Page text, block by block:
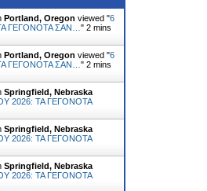
Portland, Oregon viewed "6
ΓΕΓΟΝΟΤΑ ΣΑΝ… " 2 mins
Portland, Oregon viewed "6
ΓΕΓΟΝΟΤΑ ΣΑΝ… " 2 mins
Springfield, Nebraska
2026: ΤΑ ΓΕΓΟΝΟΤΑ
Springfield, Nebraska
2026: ΤΑ ΓΕΓΟΝΟΤΑ
Springfield, Nebraska
2026: ΤΑ ΓΕΓΟΝΟΤΑ